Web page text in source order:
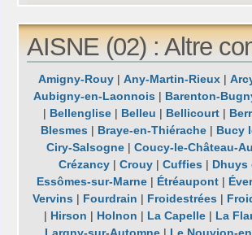
AISNE (02) : Altre
Amigny-Rouy |Any-Martin-Rieux |
Aubigny-en-Laonnois | Barenton-
| Bellenglise| Belleu | Bellicourt|
Blesmes | Braye-en-Thiérache | Bucy
Ciry-Salsogne |Coucy-le-Château-
Crézancy| Crouy| Cuffies | Dhuys
Essômes-sur-Marne | Étréaupont |
Vervins | Fourdrain | Froidestrées |
| Hirson | Holnon | La Capelle| La
Largny-sur-Automne | Le Nouvion-